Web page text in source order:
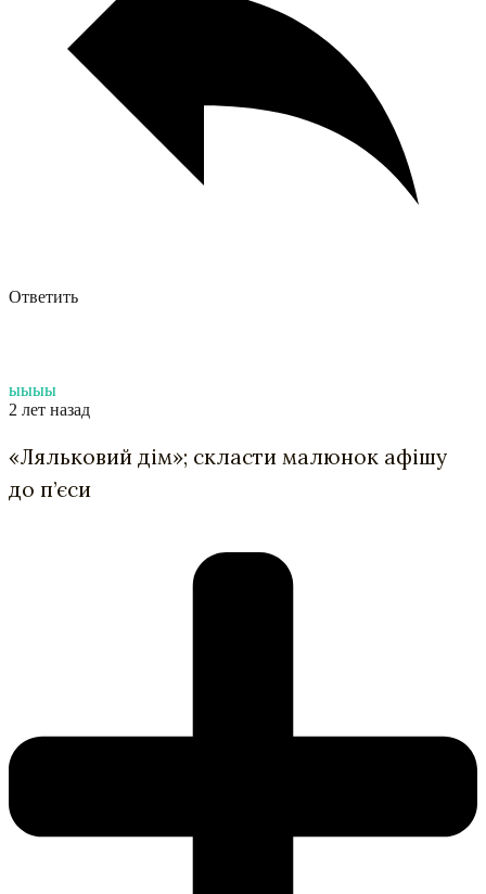
Ответить
ыыыы
2 лет назад
«Ляльковий дім»; скласти малюнок афішу
до п’єси